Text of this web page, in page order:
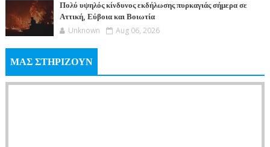
Πολύ υψηλός κίνδυνος εκδήλωσης πυρκαγιάς σήμερα σε
Αττική, Εύβοια και Βοιωτία
Unknown Aug 06, 2026
ΜΑΣ ΣΤΗΡΙΖΟΥΝ